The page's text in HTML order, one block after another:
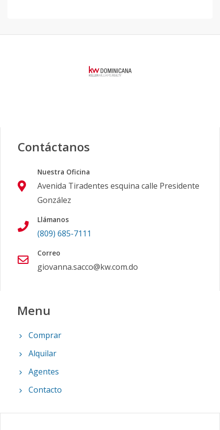
Contáctanos
Nuestra Oficina
Avenida Tiradentes esquina calle Presidente
González
Llámanos
(809) 685-7111
Correo
giovanna.sacco@kw.com.do
Menu
Comprar
Alquilar
Agentes
Contacto